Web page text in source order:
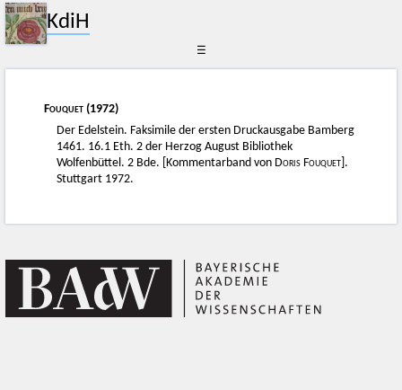
KdiH
☰
Fouquet (1972)
Der Edelstein. Faksimile der ersten Druckausgabe Bamberg
1461. 16.1 Eth. 2 der Herzog August Bibliothek
Wolfenbüttel. 2 Bde. [Kommentarband von Doris Fouquet] .
Stuttgart 1972.